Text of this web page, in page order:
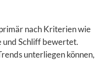
nach Kriterien wie
und Schliff bewertet.
unterliegen können,